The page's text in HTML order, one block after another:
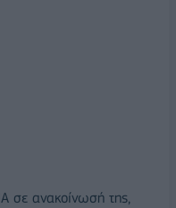
σε ανακοίνωσή της,